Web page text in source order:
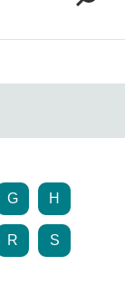
G H
R S